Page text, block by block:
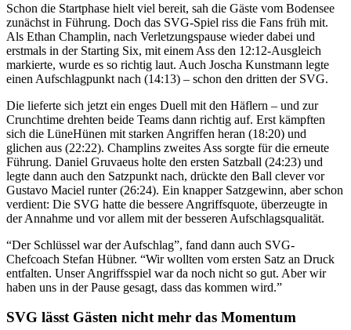
Schon die Startphase hielt viel bereit, sah die Gäste vom Bodensee
zunächst in Führung. Doch das SVG-Spiel riss die Fans früh mit.
Als Ethan Champlin, nach Verletzungspause wieder dabei und
erstmals in der Starting Six, mit einem Ass den 12:12-Ausgleich
markierte, wurde es so richtig laut. Auch Joscha Kunstmann legte
einen Aufschlagpunkt nach (14:13) – schon den dritten der SVG.
Die lieferte sich jetzt ein enges Duell mit den Häflern – und zur
Crunchtime drehten beide Teams dann richtig auf. Erst kämpften
sich die LüneHünen mit starken Angriffen heran (18:20) und
glichen aus (22:22). Champlins zweites Ass sorgte für die erneute
Führung. Daniel Gruvaeus holte den ersten Satzball (24:23) und
legte dann auch den Satzpunkt nach, drückte den Ball clever vor
Gustavo Maciel runter (26:24). Ein knapper Satzgewinn, aber schon
verdient: Die SVG hatte die bessere Angriffsquote, überzeugte in
der Annahme und vor allem mit der besseren Aufschlagsqualität.
“Der Schlüssel war der Aufschlag”, fand dann auch SVG-
Chefcoach Stefan Hübner. “Wir wollten vom ersten Satz an Druck
entfalten. Unser Angriffsspiel war da noch nicht so gut. Aber wir
haben uns in der Pause gesagt, dass das kommen wird.”
SVG lässt Gästen nicht mehr das Momentum